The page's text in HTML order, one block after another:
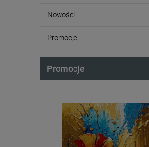
Nowości
Promocje
Promocje